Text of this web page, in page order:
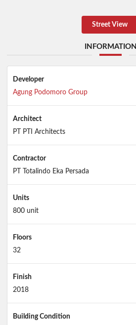
Street View
INFORMATION
Developer
Agung Podomoro Group
Architect
PT PTI Architects
Contractor
PT Totalindo Eka Persada
Units
800 unit
Floors
32
Finish
2018
Building Condition